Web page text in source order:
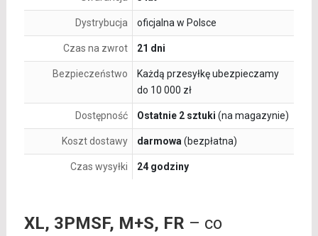
Dystrybucja oficjalna w Polsce
Czas na zwrot 21 dni
Bezpieczeństwo
Każdą przesyłkę ubezpieczamy
do 10 000 zł
Dostępność Ostatnie 2 sztuki (na magazynie)
Koszt dostawy darmowa (bezpłatna)
Czas wysyłki 24 godziny
XL, 3PMSF, M+S, FR – co